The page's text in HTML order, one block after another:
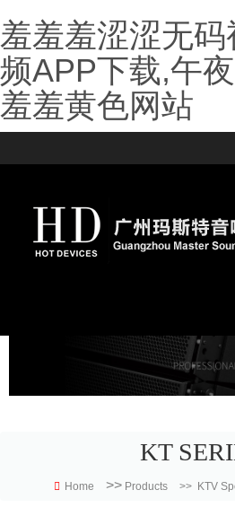
羞羞羞涩涩无
频APP下载,午
羞羞黄色网站
KT
Home >> Products >> KTV